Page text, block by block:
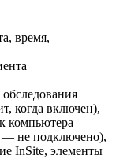
время,
когда включен),
компьютера —
— не подключено),
InSite, элементы